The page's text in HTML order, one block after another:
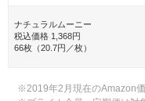
ナチュラルムーニー
税込価格 1,368円
66枚（20.7円／枚）
※2019年2月現在のAmazon価